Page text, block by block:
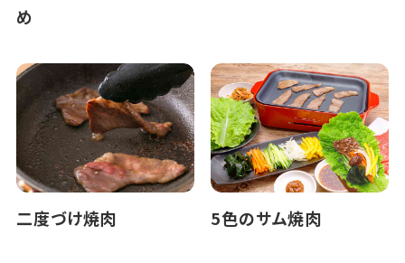
め
二度づけ焼肉 5色のサム焼肉